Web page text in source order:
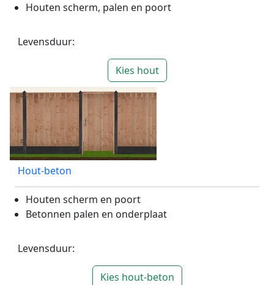
Houten scherm, palen en poort
Levensduur:
Kies hout
Hout-beton
Houten scherm en poort
Betonnen palen en onderplaat
Levensduur:
Kies hout-beton